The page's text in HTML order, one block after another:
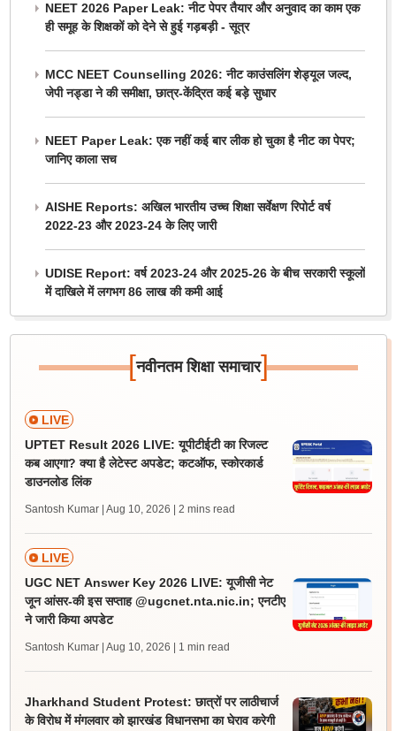
NEET 2026 Paper Leak: नीट पेपर तैयार और अनुवाद का काम एक
ही समूह के शिक्षकों को देने से हुई गड़बड़ी - सूत्र
MCC NEET Counselling 2026: नीट काउंसलिंग शेड्यूल जल्द,
जेपी नड्डा ने की समीक्षा, छात्र-केंद्रित कई बड़े सुधार
NEET Paper Leak: एक नहीं कई बार लीक हो चुका है नीट का पेपर;
जानिए काला सच
AISHE Reports: अखिल भारतीय उच्च शिक्षा सर्वेक्षण रिपोर्ट वर्ष
2022-23 और 2023-24 के लिए जारी
UDISE Report: वर्ष 2023-24 और 2025-26 के बीच सरकारी स्कूलों
में दाखिले में लगभग 86 लाख की कमी आई
[नवीनतम शिक्षा समाचार]
LIVE
UPTET Result 2026 LIVE: यूपीटीईटी का रिजल्ट
कब आएगा? क्या है लेटेस्ट अपडेट; कटऑफ, स्कोरकार्ड
डाउनलोड लिंक
Santosh Kumar | Aug 10, 2026 | 2 mins read
LIVE
UGC NET Answer Key 2026 LIVE: यूजीसी नेट
जून आंसर-की इस सप्ताह @ugcnet.nta.nic.in; एनटीए
ने जारी किया अपडेट
Santosh Kumar | Aug 10, 2026 | 1 min read
Jharkhand Student Protest: छात्रों पर लाठीचार्ज
के विरोध में मंगलवार को झारखंड विधानसभा का घेराव करेगी